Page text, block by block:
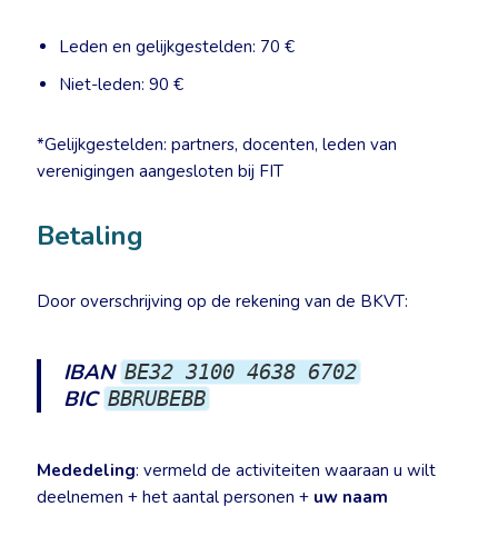
Leden en gelijkgestelden: 70 €
Niet-leden: 90 €
*Gelijkgestelden: partners, docenten, leden van
verenigingen aangesloten bij FIT
Betaling
Door overschrijving op de rekening van de BKVT:
IBAN BE32 3100 4638 6702
BIC BBRUBEBB
Mededeling: vermeld de activiteiten waaraan u wilt
deelnemen + het aantal personen + uw naam